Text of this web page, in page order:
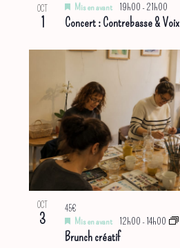
OCT
1 Concert : Contrebasse & Voix
Mis en avant 19h00 -21h00
OCT
3
Brunch créatif
Mis en avant 12h00 -14h00
45€